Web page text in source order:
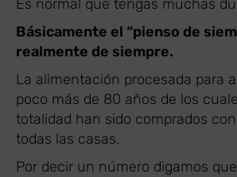
Es normal que tengas muchas
Básicamente el “pienso de
realmente de siempre.
La alimentación procesada para
poco más de 80 años de los
totalidad han sido comprados
todas las casas.
Por decir un número digamos